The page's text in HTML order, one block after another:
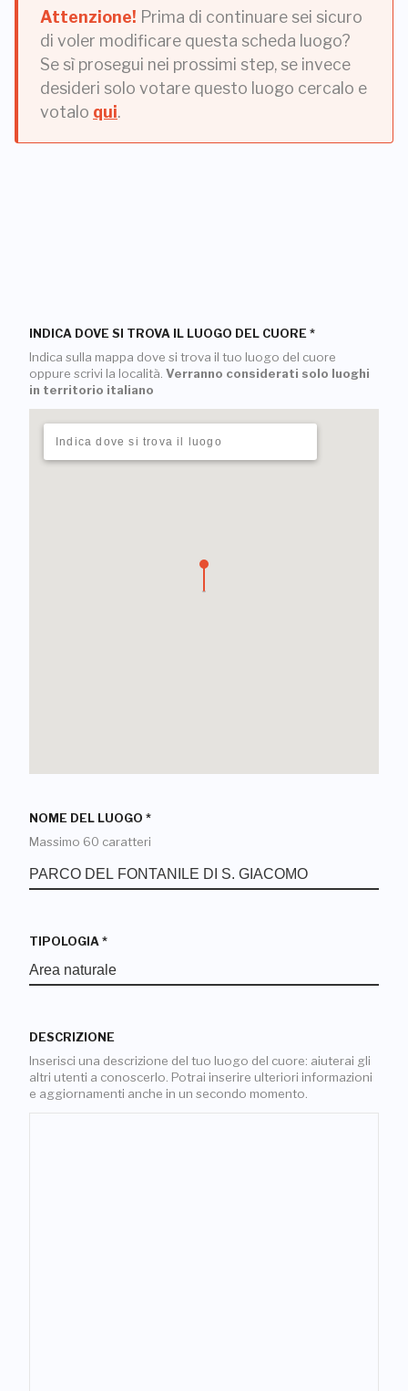
Attenzione! Prima di continuare sei sicuro
di voler modificare questa scheda luogo?
Se sì prosegui nei prossimi step, se invece
desideri solo votare questo luogo cercalo e
votalo qui.
INDICA DOVE SI TROVA IL LUOGO DEL CUORE *
Indica sulla mappa dove si trova il tuo luogo del cuore
oppure scrivi la località. Verranno considerati solo luoghi
in territorio italiano
NOME DEL LUOGO *
Massimo 60 caratteri
TIPOLOGIA *
DESCRIZIONE
Inserisci una descrizione del tuo luogo del cuore: aiuterai gli
altri utenti a conoscerlo. Potrai inserire ulteriori informazioni
e aggiornamenti anche in un secondo momento.